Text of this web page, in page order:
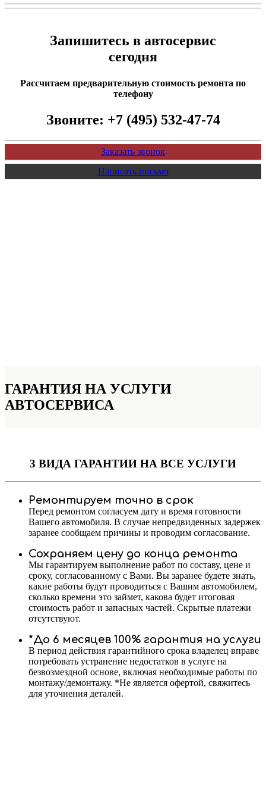
Запишитесь в автосервис
сегодня
Рассчитаем предварительную стоимость ремонта по
телефону
Звоните: +7 (495) 532-47-74
Заказать звонок
Написать письмо
ГАРАНТИЯ НА УСЛУГИ
АВТОСЕРВИСА
3 ВИДА ГАРАНТИИ НА ВСЕ УСЛУГИ
Ремонтируем точно в срок
Перед ремонтом согласуем дату и время готовности
Вашего автомобиля. В случае непредвиденных задержек
заранее сообщаем причины и проводим согласование.
Сохраняем цену до конца ремонта
Мы гарантируем выполнение работ по составу, цене и
сроку, согласованному с Вами. Вы заранее будете знать,
какие работы будут проводиться с Вашим автомобилем,
сколько времени это займет, какова будет итоговая
стоимость работ и запасных частей. Скрытые платежи
отсутствуют.
*До 6 месяцев 100% гарантия на услуги
В период действия гарантийного срока владелец вправе
потребовать устранение недостатков в услуге на
безвозмездной основе, включая необходимые работы по
монтажу/демонтажу. *Не является офертой, свяжитесь
для уточнения деталей.